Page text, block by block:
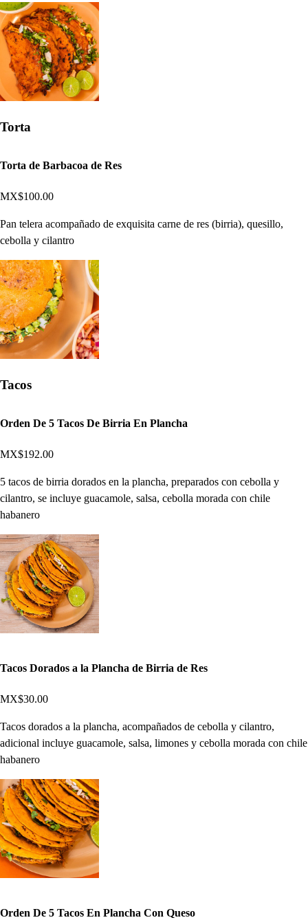
Torta
Torta de Barbacoa de Res
MX$100.00
Pan telera acompañado de exquisita carne de res (birria), quesillo,
cebolla y cilantro
Tacos
Orden De 5 Tacos De Birria En Plancha
MX$192.00
5 tacos de birria dorados en la plancha, preparados con cebolla y
cilantro, se incluye guacamole, salsa, cebolla morada con chile
habanero
Tacos Dorados a la Plancha de Birria de Res
MX$30.00
Tacos dorados a la plancha, acompañados de cebolla y cilantro,
adicional incluye guacamole, salsa, limones y cebolla morada con chile
habanero
Orden De 5 Tacos En Plancha Con Queso